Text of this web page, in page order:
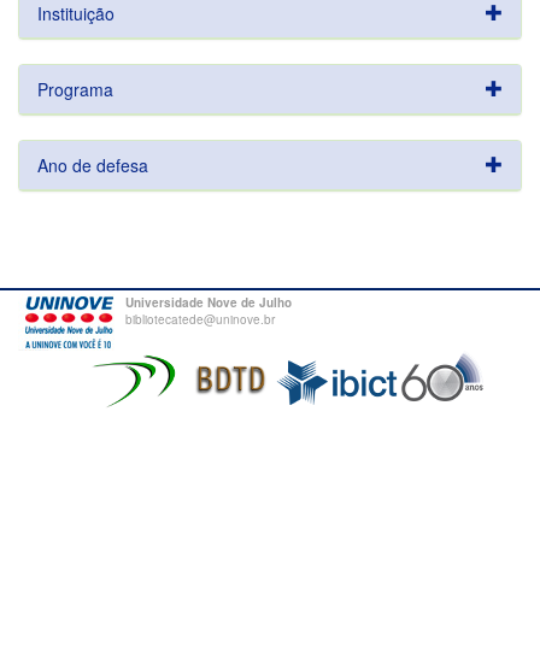
Instituição
Programa
Ano de defesa
Universidade Nove de Julho
bibliotecatede@uninove.br